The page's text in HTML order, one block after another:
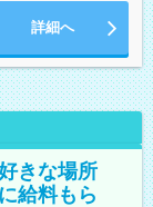
詳細へ
きな場所
給料もら